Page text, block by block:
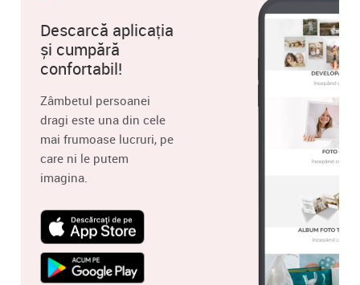
Descarcă aplicația
și cumpără
confortabil!
Zâmbetul persoanei
dragi este una din cele
mai frumoase lucruri, pe
care ni le putem
imagina.